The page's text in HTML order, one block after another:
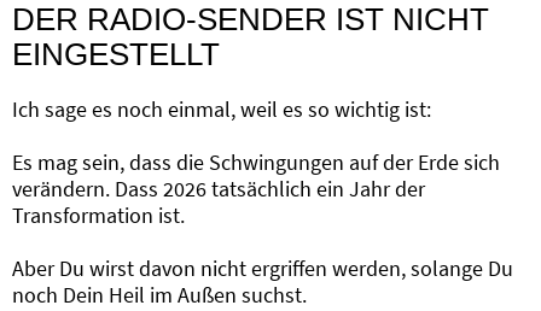
DER RADIO-SENDER IST NICHT
EINGESTELLT
Ich sage es noch einmal, weil es so wichtig ist:
Es mag sein, dass die Schwingungen auf der Erde sich
verändern. Dass 2026 tatsächlich ein Jahr der
Transformation ist.
Aber Du wirst davon nicht ergriffen werden, solange Du
noch Dein Heil im Außen suchst.